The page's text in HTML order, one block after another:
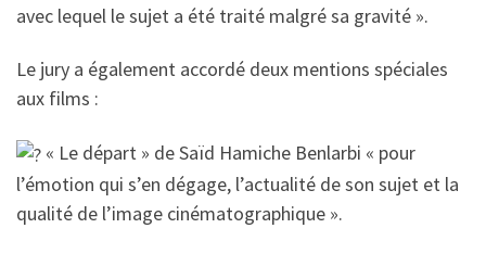
avec lequel le sujet a été traité malgré sa gravité ».
Le jury a également accordé deux mentions spéciales
aux films :
« Le départ » de Saïd Hamiche Benlarbi « pour
l’émotion qui s’en dégage, l’actualité de son sujet et la
qualité de l’image cinématographique ».